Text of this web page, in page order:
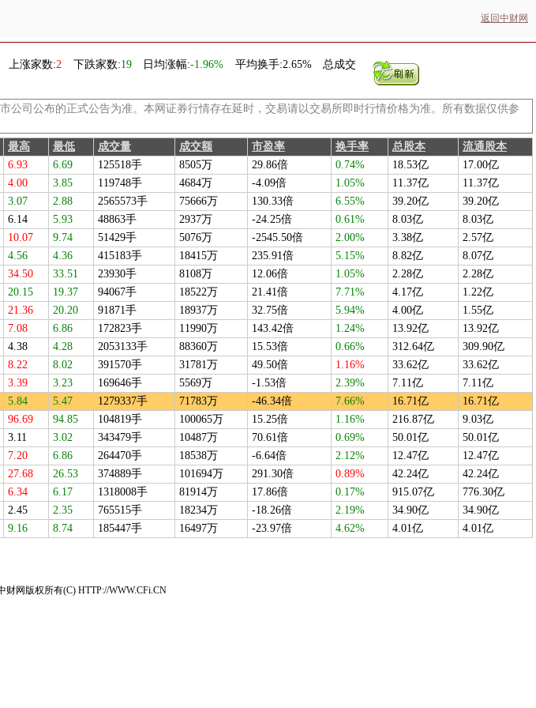
返回中财网
上涨家数:2 下跌家数:19 日均涨幅:-1.96% 平均换手:2.65%
总成交
公司公布的正式公告为准。本网证券行情存在延时，交易请以交易所即时行情价格为准。所有数据仅供参
最高 最低 成交量 成交额 市盈率 换手率 总股本
流通股本
6.93 6.69 125518手 8505万 29.86倍 0.74% 18.53亿
17.00亿
4.00 3.85 119748手 4684万 -4.09倍 1.05% 11.37亿
11.37亿
3.07 2.88 2565573手 75666万 130.33倍 6.55% 39.20亿
39.20亿
6.14 5.93 48863手 2937万 -24.25倍 0.61% 8.03亿
8.03亿
10.07 9.74 51429手 5076万 -2545.50倍 2.00% 3.38亿
2.57亿
4.56 4.36 415183手 18415万 235.91倍 5.15% 8.82亿
8.07亿
34.50 33.51 23930手 8108万 12.06倍 1.05% 2.28亿
2.28亿
20.15 19.37 94067手 18522万 21.41倍 7.71% 4.17亿
1.22亿
21.36 20.20 91871手 18937万 32.75倍 5.94% 4.00亿
1.55亿
7.08 6.86 172823手 11990万 143.42倍 1.24% 13.92亿
13.92亿
4.38 4.28 2053133手 88360万 15.53倍 0.66% 312.64亿
309.90亿
8.22 8.02 391570手 31781万 49.50倍 1.16% 33.62亿
33.62亿
3.39 3.23 169646手 5569万 -1.53倍 2.39% 7.11亿
7.11亿
5.84 5.47 1279337手 71783万 -46.34倍 7.66% 16.71亿
16.71亿
96.69 94.85 104819手 100065万 15.25倍 1.16% 216.87亿
9.03亿
3.11 3.02 343479手 10487万 70.61倍 0.69% 50.01亿
50.01亿
7.20 6.86 264470手 18538万 -6.64倍 2.12% 12.47亿
12.47亿
27.68 26.53 374889手 101694万 291.30倍 0.89% 42.24亿
42.24亿
6.34 6.17 1318008手 81914万 17.86倍 0.17% 915.07亿
776.30亿
2.45 2.35 765515手 18234万 -18.26倍 2.19% 34.90亿
34.90亿
9.16 8.74 185447手 16497万 -23.97倍 4.62% 4.01亿 4.01亿
财网版权所有(C) HTTP://WWW.CFi.CN